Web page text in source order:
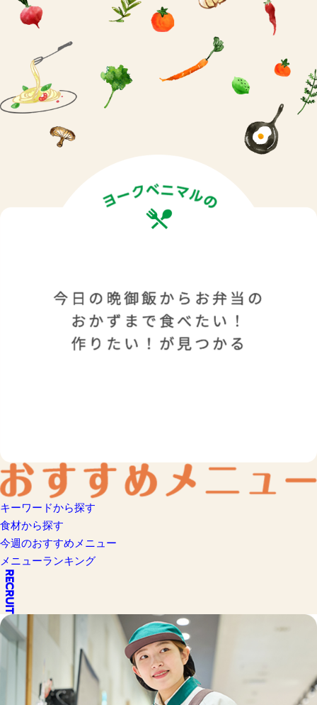
キーワードから探す
食材から探す
今週のおすすめメニュー
メニューランキング
RECRUIT